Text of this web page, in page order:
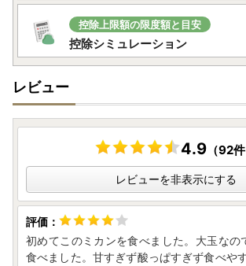
控除上限額の限度額と目安
控除シミュレーション
レビュー
4.9 （92件
レビューを非表示にする
初めてこのミカンを食べました。大玉なの
食べました。甘すぎず酸っぱすぎず食べや